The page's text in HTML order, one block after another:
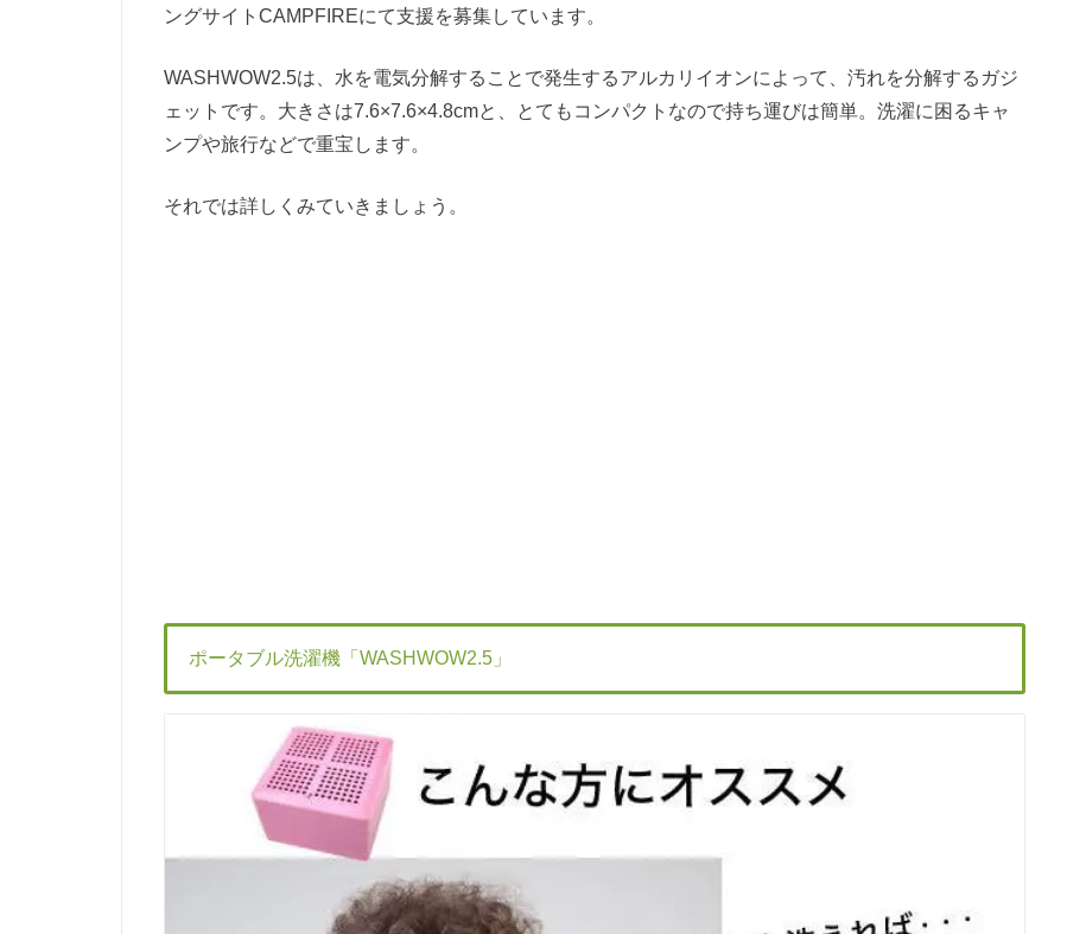
ングサイトCAMPFIREにて支援を募集しています。
WASHWOW2.5は、水を電気分解することで発生するアルカリイオンによって、汚れを分解するガジ
ェットです。大きさは7.6×7.6×4.8cmと、とてもコンパクトなので持ち運びは簡単。洗濯に困るキャ
ンプや旅行などで重宝します。
それでは詳しくみていきましょう。
ポータブル洗濯機「WASHWOW2.5」